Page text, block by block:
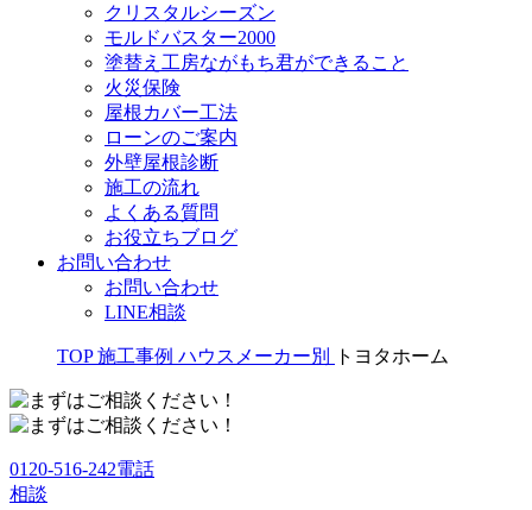
クリスタルシーズン
モルドバスター2000
塗替え工房ながもち君ができること
火災保険
屋根カバー工法
ローンのご案内
外壁屋根診断
施工の流れ
よくある質問
お役立ちブログ
お問い合わせ
お問い合わせ
LINE相談
TOP 施工事例 ハウスメーカー別 トヨタホーム
0120-516-242電話
相談